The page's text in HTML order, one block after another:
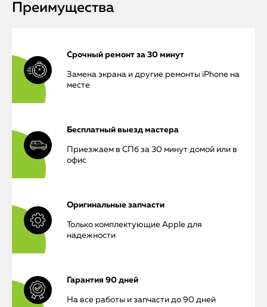
Преимущества
Срочный ремонт за 30 минут
Замена экрана и другие ремонты iPhone на
месте
Бесплатный выезд мастера
Приезжаем в СПб за 30 минут домой или в
офис
Оригинальные запчасти
Только комплектующие Apple для
надежности
Гарантия 90 дней
На все работы и запчасти до 90 дней